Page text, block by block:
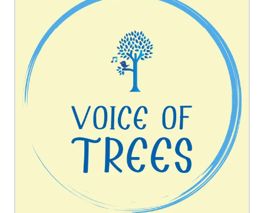
Sono come le ragnatele che all’improvviso la luce
rende visibili tra i rami di un bosco. E sono trame
leggere. Ogni parola deve essere scelta con cura,
altrimenti le storie invisibili volano via, diventano
farfalle variopinte e se ne vanno sul primo fiore che
passa. Sul cappotto di uno sconosciuto. Fra le
trecce di una bambina che ride… Tutti i giorni, ma
non lo dite a tutti, le storie invisibili si illuminano.
Non c’è niente di strano in questi piccoli miracoli.
Sono “epifanie colorate”, i piccoli racconti della
luce."